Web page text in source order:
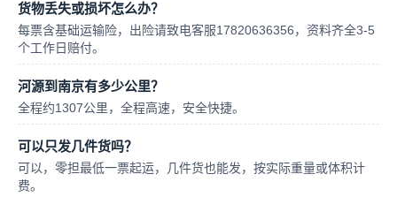
货物丢失或损坏怎么办？
每票含基础运输险，出险请致电客服17820636356，资料齐全3-5
个工作日赔付。
河源到南京有多少公里？
全程约1307公里，全程高速，安全快捷。
可以只发几件货吗？
可以，零担最低一票起运，几件货也能发，按实际重量或体积计
费。